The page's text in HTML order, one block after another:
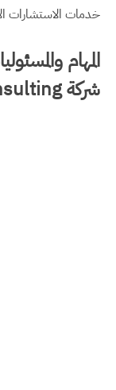
خدمات الاستشارات
المهام
شركة CID Consulting